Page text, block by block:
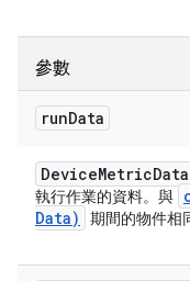
參數
runData
DeviceMetricData
執行作業的資料。與
Data)
期間的物件相